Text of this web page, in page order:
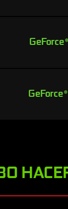
GeForce ®
GeForce ®